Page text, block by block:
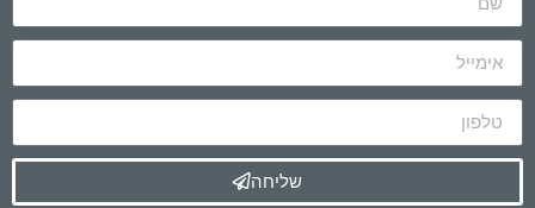
שליחה